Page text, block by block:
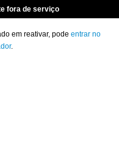
fora de serviço
em reativar, pode entrar no
.